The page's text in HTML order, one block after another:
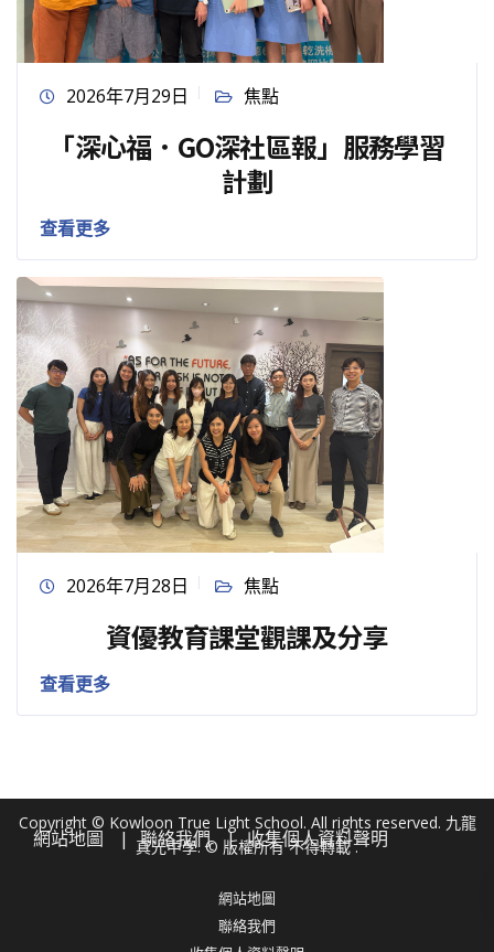
2026年7月29日 焦點
「深心福．GO深社區報」服務學習
計劃
查看更多
2026年7月28日 焦點
資優教育課堂觀課及分享
查看更多
網站地圖 聯絡我們 收集個人資料聲明
Copyright © Kowloon True Light School. All rights reserved. 九龍
真光中學. © 版權所有 不得轉載 .
網站地圖
聯絡我們